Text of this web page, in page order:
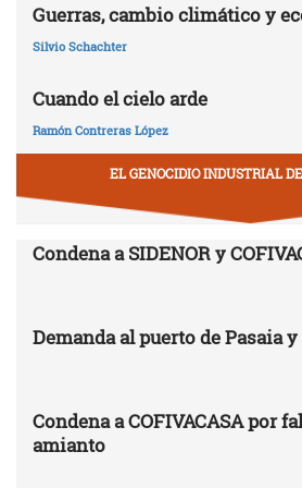
Guerras, cambio climático y
Silvio Schachter
Cuando el cielo arde
Ramón Contreras López
EL GENOCIDIO INDUSTRIAL
Condena a SIDENOR y
Demanda al puerto de Pasaia
Condena a COFIVACASA por
amianto